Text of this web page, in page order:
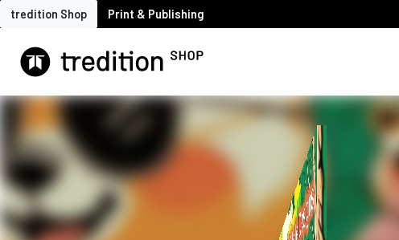
tredition Shop Print & Publishing